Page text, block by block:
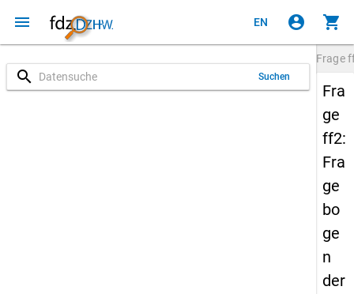
menu EN account_circle shopping_cart
search Suchen
Frage
Fra
ge
ff2:
Fra
ge
bo
ge
n
der